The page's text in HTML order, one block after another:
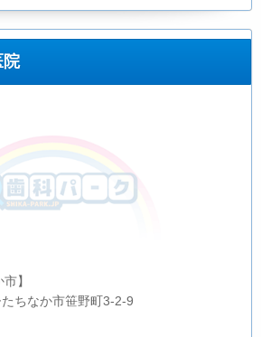
院
】
ちなか市笹野町3-2-9